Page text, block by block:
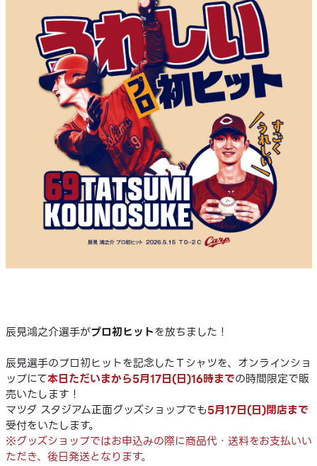
辰見鴻之介選手がプロ初ヒットを放ちました！
辰見選手のプロ初ヒットを記念したＴシャツを、オンラインショ
ップにて本日ただいまから5月17日(日)16時までの時間限定で販
売いたします！
マツダ スタジアム正面グッズショップでも5月17日(日)閉店まで
受付をいたします。
※グッズショップではお申込みの際に商品代・送料をお支払いい
ただき、後日発送となります。